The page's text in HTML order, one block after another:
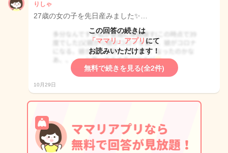
りしゃ
27歳の女の子を先日産みました✨…
この回答の続きは
「ママリ」アプリ にて
お読みいただけます！
無料で続きを見る(全2件)
10月29日